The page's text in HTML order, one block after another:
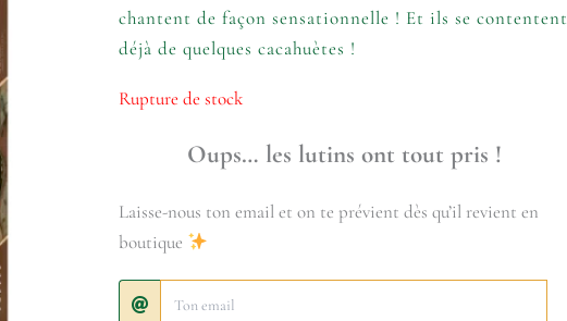
chantent de façon sensationnelle ! Et ils se contentent
déjà de quelques cacahuètes !
Rupture de stock
Oups… les lutins ont tout pris !
Laisse-nous ton email et on te prévient dès qu’il revient en
boutique